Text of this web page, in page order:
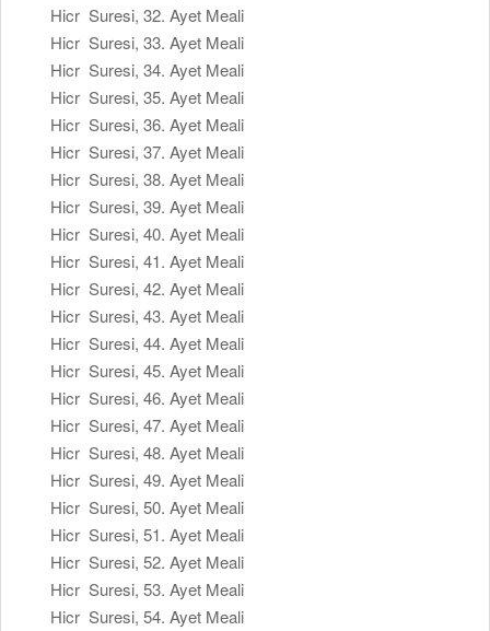
Hicr Suresi, 32. Ayet Meali
Hicr Suresi, 33. Ayet Meali
Hicr Suresi, 34. Ayet Meali
Hicr Suresi, 35. Ayet Meali
Hicr Suresi, 36. Ayet Meali
Hicr Suresi, 37. Ayet Meali
Hicr Suresi, 38. Ayet Meali
Hicr Suresi, 39. Ayet Meali
Hicr Suresi, 40. Ayet Meali
Hicr Suresi, 41. Ayet Meali
Hicr Suresi, 42. Ayet Meali
Hicr Suresi, 43. Ayet Meali
Hicr Suresi, 44. Ayet Meali
Hicr Suresi, 45. Ayet Meali
Hicr Suresi, 46. Ayet Meali
Hicr Suresi, 47. Ayet Meali
Hicr Suresi, 48. Ayet Meali
Hicr Suresi, 49. Ayet Meali
Hicr Suresi, 50. Ayet Meali
Hicr Suresi, 51. Ayet Meali
Hicr Suresi, 52. Ayet Meali
Hicr Suresi, 53. Ayet Meali
Hicr Suresi, 54. Ayet Meali